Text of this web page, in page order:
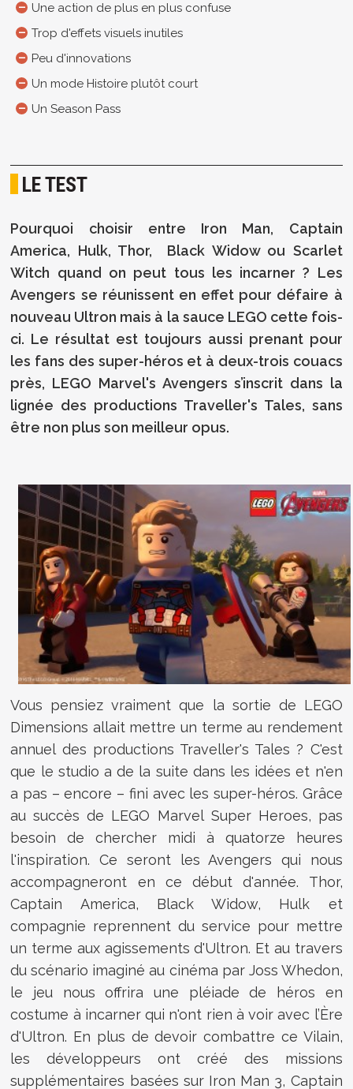
Une action de plus en plus confuse
Trop d'effets visuels inutiles
Peu d'innovations
Un mode Histoire plutôt court
Un Season Pass
LE TEST
Pourquoi choisir entre Iron Man, Captain
America, Hulk, Thor, Black Widow ou Scarlet
Witch quand on peut tous les incarner ? Les
Avengers se réunissent en effet pour défaire à
nouveau Ultron mais à la sauce LEGO cette fois-
ci. Le résultat est toujours aussi prenant pour
les fans des super-héros et à deux-trois couacs
près, LEGO Marvel's Avengers s’inscrit dans la
lignée des productions Traveller's Tales, sans
être non plus son meilleur opus.
Vous pensiez vraiment que la sortie de LEGO
Dimensions allait mettre un terme au rendement
annuel des productions Traveller's Tales ? C'est
que le studio a de la suite dans les idées et n'en
a pas – encore – fini avec les super-héros. Grâce
au succès de LEGO Marvel Super Heroes, pas
besoin de chercher midi à quatorze heures
l'inspiration. Ce seront les Avengers qui nous
accompagneront en ce début d'année. Thor,
Captain America, Black Widow, Hulk et
compagnie reprennent du service pour mettre
un terme aux agissements d'Ultron. Et au travers
du scénario imaginé au cinéma par Joss Whedon,
le jeu nous offrira une pléiade de héros en
costume à incarner qui n'ont rien à voir avec l’Ère
d'Ultron. En plus de devoir combattre ce Vilain,
les développeurs ont créé des missions
supplémentaires basées sur Iron Man 3, Captain